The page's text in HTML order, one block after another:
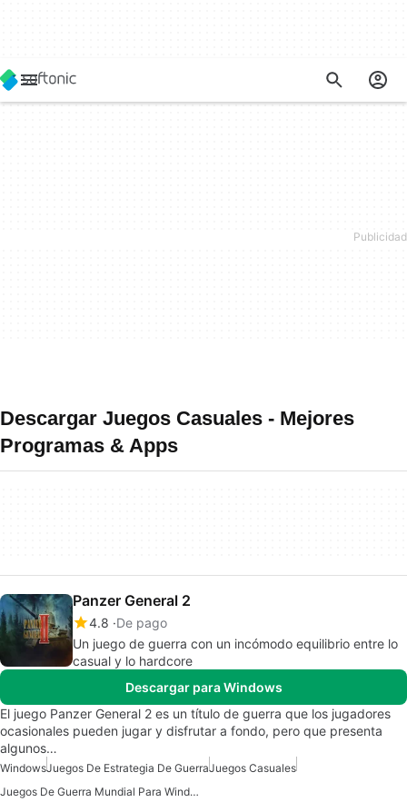
Descargar Juegos Casuales - Mejores
Programas & Apps
Panzer General 2
4.8 De pago
Un juego de guerra con un incómodo equilibrio entre lo
casual y lo hardcore
Descargar para Windows
El juego Panzer General 2 es un título de guerra que los jugadores
ocasionales pueden jugar y disfrutar a fondo, pero que presenta
algunos…
WindowsJuegos De Estrategia De GuerraJuegos Casuales
Juegos De Guerra Mundial Para Windows